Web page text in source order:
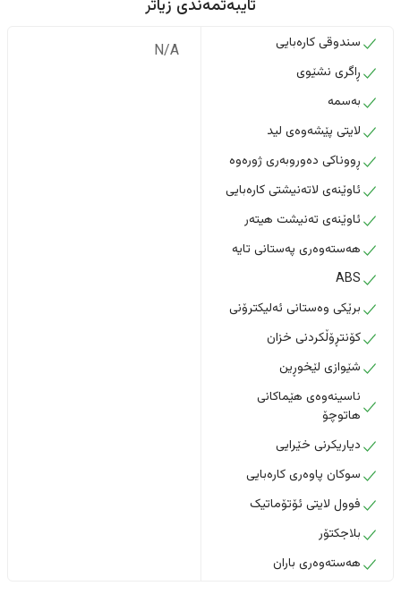
تایبەتمەندی زیاتر
سندوقی کارەبایی
ڕاگری نشێوی
بەسمە
لایتی پێشەوەی لید
ڕووناکی دەوروبەری ژورەوە
ئاوێنەی لاتەنیشتی کارەبایی
ئاوێنەی تەنیشت هیتەر
هەستەوەری پەستانی تایە
ABS
برێکی وەستانی ئەلیکترۆنی
کۆنتڕۆڵکردنی خزان
شێوازی لێخوڕین
ناسینەوەی هێماکانی
هاتوچۆ
دیاریکرنی خێرایی
سوکان پاوەری کارەبایی
فوول لایتی ئۆتۆماتیک
بلاجکتۆر
هەستەوەری باران
N/A